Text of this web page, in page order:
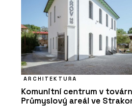
ARCHITEKTURA
Komunitní centrum v
Průmyslový areál ve